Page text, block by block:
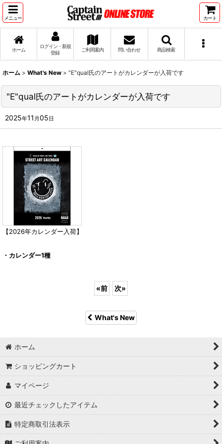
メニュー カート
ホーム
ログイン・新規
登録
ご利用案内 問い合わせ 商品検索
ホーム > What's New > "E"qual氏のアートがカレンダーが入荷です
"E"qual氏のアートがカレンダーが入荷です
2025年11 月05日
【2026年カレンダー入荷】
・カレンダー1種
«前 次»
What's New
ホーム
ショッピングカート
マイページ
最近チェックしたアイテム
特定商取引法表示